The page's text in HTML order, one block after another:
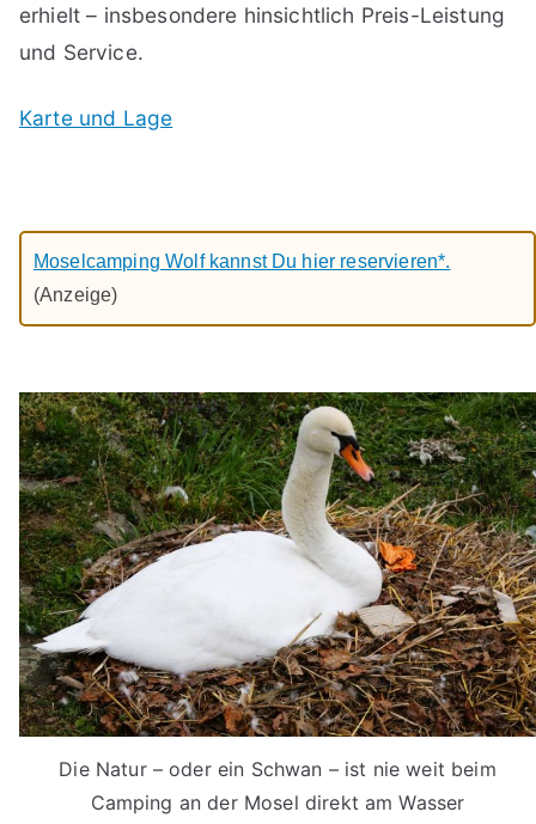
erhielt – insbesondere hinsichtlich Preis-Leistung
und Service.
Karte und Lage
Moselcamping Wolf kannst Du hier reservieren*.
(Anzeige)
Die Natur – oder ein Schwan – ist nie weit beim
Camping an der Mosel direkt am Wasser